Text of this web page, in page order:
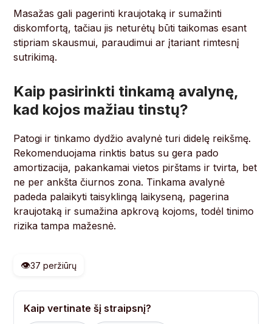
Masažas gali pagerinti kraujotaką ir sumažinti
diskomfortą, tačiau jis neturėtų būti taikomas esant
stipriam skausmui, paraudimui ar įtariant rimtesnį
sutrikimą.
Kaip pasirinkti tinkamą avalynę,
kad kojos mažiau tinstų?
Patogi ir tinkamo dydžio avalynė turi didelę reikšmę.
Rekomenduojama rinktis batus su gera pado
amortizacija, pakankamai vietos pirštams ir tvirta, bet
ne per ankšta čiurnos zona. Tinkama avalynė
padeda palaikyti taisyklingą laikyseną, pagerina
kraujotaką ir sumažina apkrovą kojoms, todėl tinimo
rizika tampa mažesnė.
👁️37 peržiūrų
Kaip vertinate šį straipsnį?